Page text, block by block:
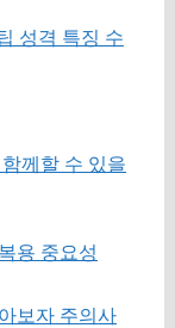
성격 특징 수
께할 수 있을
용 중요성
보자 주의사